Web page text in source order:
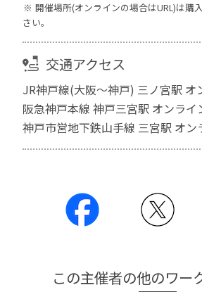
開催場所(オンラインの場合はURL)は購
さい。
交通アクセス
JR神戸線(大阪～神戸) 三ノ宮駅 オ
阪急神戸本線 神戸三宮駅 オンライ
神戸市営地下鉄山手線 三宮駅 オン
この主催者の他のワー